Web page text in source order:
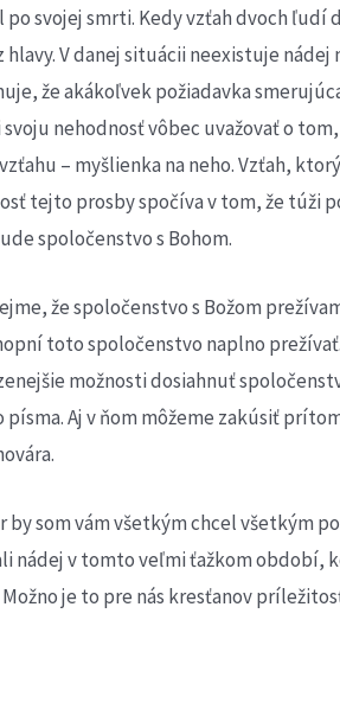
po svojej smrti. Kedy vzťah dvoch
hlavy. V danej situácii neexistuje
že akákoľvek požiadavka
nehodnosť vôbec uvažovať o
– myšlienka na neho. Vzťah,
tejto prosby spočíva v tom, že túži
spoločenstvo s Bohom.
že spoločenstvo s Božom
toto spoločenstvo naplno
možnosti dosiahnuť
písma. Aj v ňom môžeme zakúsiť
by som vám všetkým chcel všetkým
nádej v tomto veľmi ťažkom období,
Možno je to pre nás kresťanov